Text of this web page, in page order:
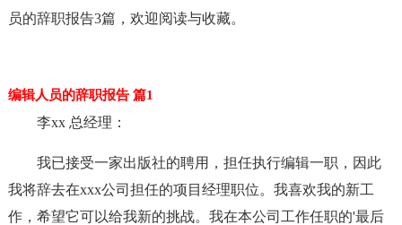
员的辞职报告3篇，欢迎阅读与收藏。
编辑人员的辞职报告 篇1
李xx 总经理：
我已接受一家出版社的聘用，担任执行编辑一职，因此
我将辞去在xxx公司担任的项目经理职位。我喜欢我的新工
作，希望它可以给我新的挑战。我在本公司工作任职的'最后